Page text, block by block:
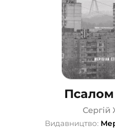
Псалом
Сергій
Видавництво: